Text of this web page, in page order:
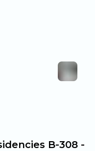
B-308 -